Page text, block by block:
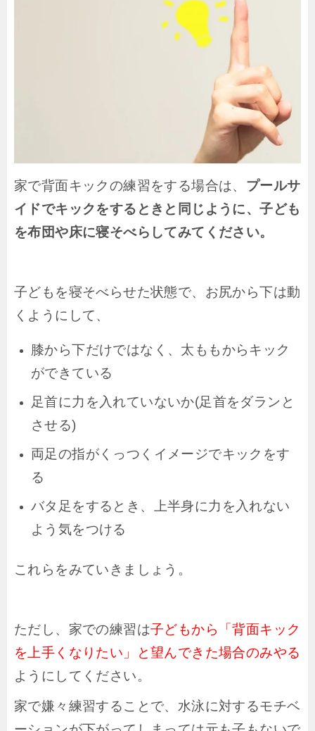
家で背面キックの練習をする場合は、 プールサ
イドでキックをするときと同じように、子ども
を布団や床に寝そべらしてみてください。
子どもを寝そべらせた状態で、お尻から下は動
くようにして、
膝から下だけではなく、太ももからキック
ができている
足首に力を入れていないか(足首をダランと
させる)
両足の指がくっつくイメージでキックをす
る
バタ足をするとき、上半身に力を入れない
よう気をつける
これらをみていきましょう。
ただし、家での練習は子どもから「背面キック
を上手くなりたい」と望んできた場合のみやる
ようにしてください。
家で嫌々練習することで、水泳に対するモチベ